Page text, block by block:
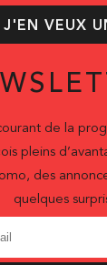
J'EN VEUX
de la
pleins
des
quelques